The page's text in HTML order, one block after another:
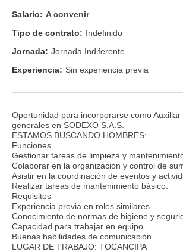
Salario: A convenir
Tipo de contrato: Indefinido
Jornada: Jornada Indiferente
Experiencia: Sin experiencia previa
Oportunidad para incorporarse como Auxiliar
generales en SODEXO S.A.S.
ESTAMOS BUSCANDO HOMBRES:
Funciones
Gestionar tareas de limpieza y
Colaborar en la organización y control de
Asistir en la coordinación de eventos y
Realizar tareas de mantenimiento básico.
Requisitos
Experiencia previa en roles similares.
Conocimiento de normas de higiene y
Capacidad para trabajar en equipo
Buenas habilidades de comunicación
LUGAR DE TRABAJO: TOCANCIPA